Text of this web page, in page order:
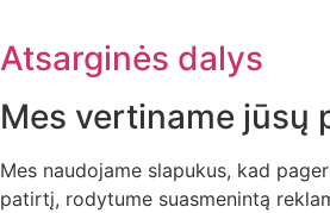
Atsarginės dalys
Mes vertiname jūsų
Mes naudojame slapukus, kad
patirtį, rodytume suasmenintą